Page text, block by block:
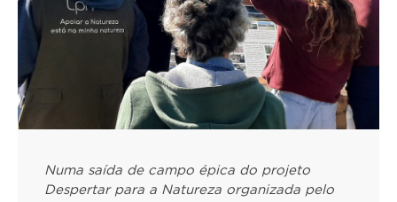
Numa saída de campo épica do projeto
Despertar para a Natureza organizada pelo